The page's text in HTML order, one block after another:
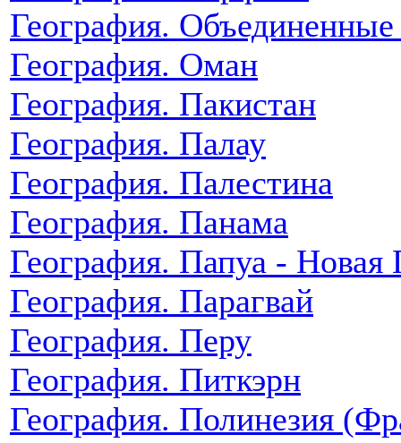
География.
География. Оман
География. Пакистан
География. Палау
География. Палестина
География. Панама
География. Папуа - Новая
География. Парагвай
География. Перу
География. Питкэрн
География. Полинезия